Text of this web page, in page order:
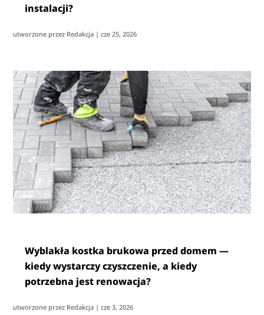
instalacji?
utworzone przez Redakcja |cze 25, 2026
Wyblakła kostka brukowa przed domem —
kiedy wystarczy czyszczenie, a kiedy
potrzebna jest renowacja?
utworzone przez Redakcja |cze 3, 2026